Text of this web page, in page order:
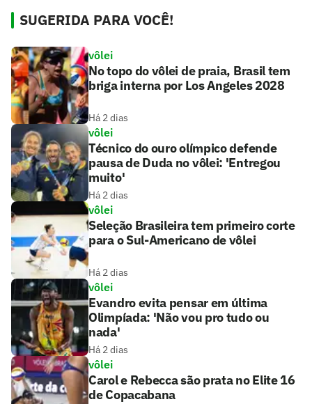
SUGERIDA PARA VOCÊ!
vôlei
No topo do vôlei de praia, Brasil tem
briga interna por Los Angeles 2028
Há 2 dias
vôlei
Técnico do ouro olímpico defende
pausa de Duda no vôlei: 'Entregou
muito'
Há 2 dias
vôlei
Seleção Brasileira tem primeiro corte
para o Sul-Americano de vôlei
Há 2 dias
vôlei
Evandro evita pensar em última
Olimpíada: 'Não vou pro tudo ou
nada'
Há 2 dias
vôlei
Carol e Rebecca são prata no Elite 16
de Copacabana